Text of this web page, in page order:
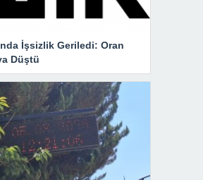
İşsizlik Geriledi: Oran
Düştü